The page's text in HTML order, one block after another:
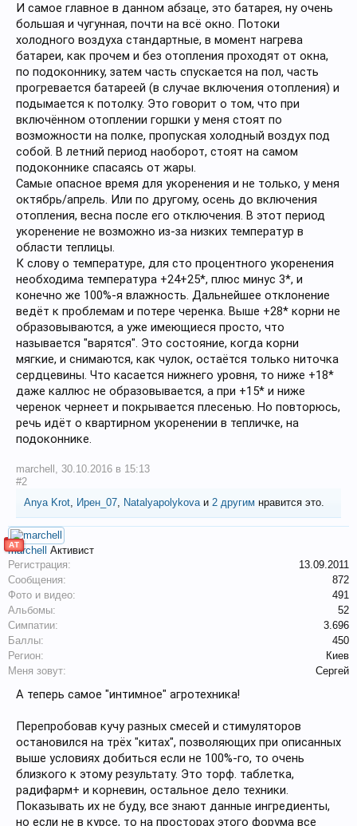
И самое главное в данном абзаце, это батарея, ну очень
большая и чугунная, почти на всё окно. Потоки
холодного воздуха стандартные, в момент нагрева
батареи, как прочем и без отопления проходят от окна,
по подоконнику, затем часть спускается на пол, часть
прогревается батареей (в случае включения отопления) и
подымается к потолку. Это говорит о том, что при
включённом отоплении горшки у меня стоят по
возможности на полке, пропуская холодный воздух под
собой. В летний период наоборот, стоят на самом
подоконнике спасаясь от жары.
Самые опасное время для укоренения и не только, у меня
октябрь/апрель. Или по другому, осень до включения
отопления, весна после его отключения. В этот период
укоренение не возможно из-за низких температур в
области теплицы.
К слову о температуре, для сто процентного укоренения
необходима температура +24+25*, плюс минус 3*, и
конечно же 100%-я влажность. Дальнейшее отклонение
ведёт к проблемам и потере черенка. Выше +28* корни не
образовываются, а уже имеющиеся просто, что
называется "варятся". Это состояние, когда корни
мягкие, и снимаются, как чулок, остаётся только ниточка
сердцевины. Что касается нижнего уровня, то ниже +18*
даже каллюс не образовывается, а при +15* и ниже
черенок чернеет и покрывается плесенью. Но повторюсь,
речь идёт о квартирном укоренении в тепличке, на
подоконнике.
marchell , 30.10.2016 в 15:13
#2
Anya Krot, Ирен_07, Natalyapolykovaи 2 другим нравится это.
АТ
marchell
Активист
Регистрация:
13.09.2011
Сообщения:
872
Фото и видео:
491
Альбомы:
52
Симпатии:
3.696
Баллы:
450
Регион:
Киев
Меня зовут:
Сергей
А теперь самое "интимное" агротехника!
Перепробовав кучу разных смесей и стимуляторов
остановился на трёх "китах", позволяющих при описанных
выше условиях добиться если не 100%-го, то очень
близкого к этому результату. Это торф. таблетка,
радифарм+ и корневин, остальное дело техники.
Показывать их не буду, все знают данные ингредиенты,
но если не в курсе, то на просторах этого форума все